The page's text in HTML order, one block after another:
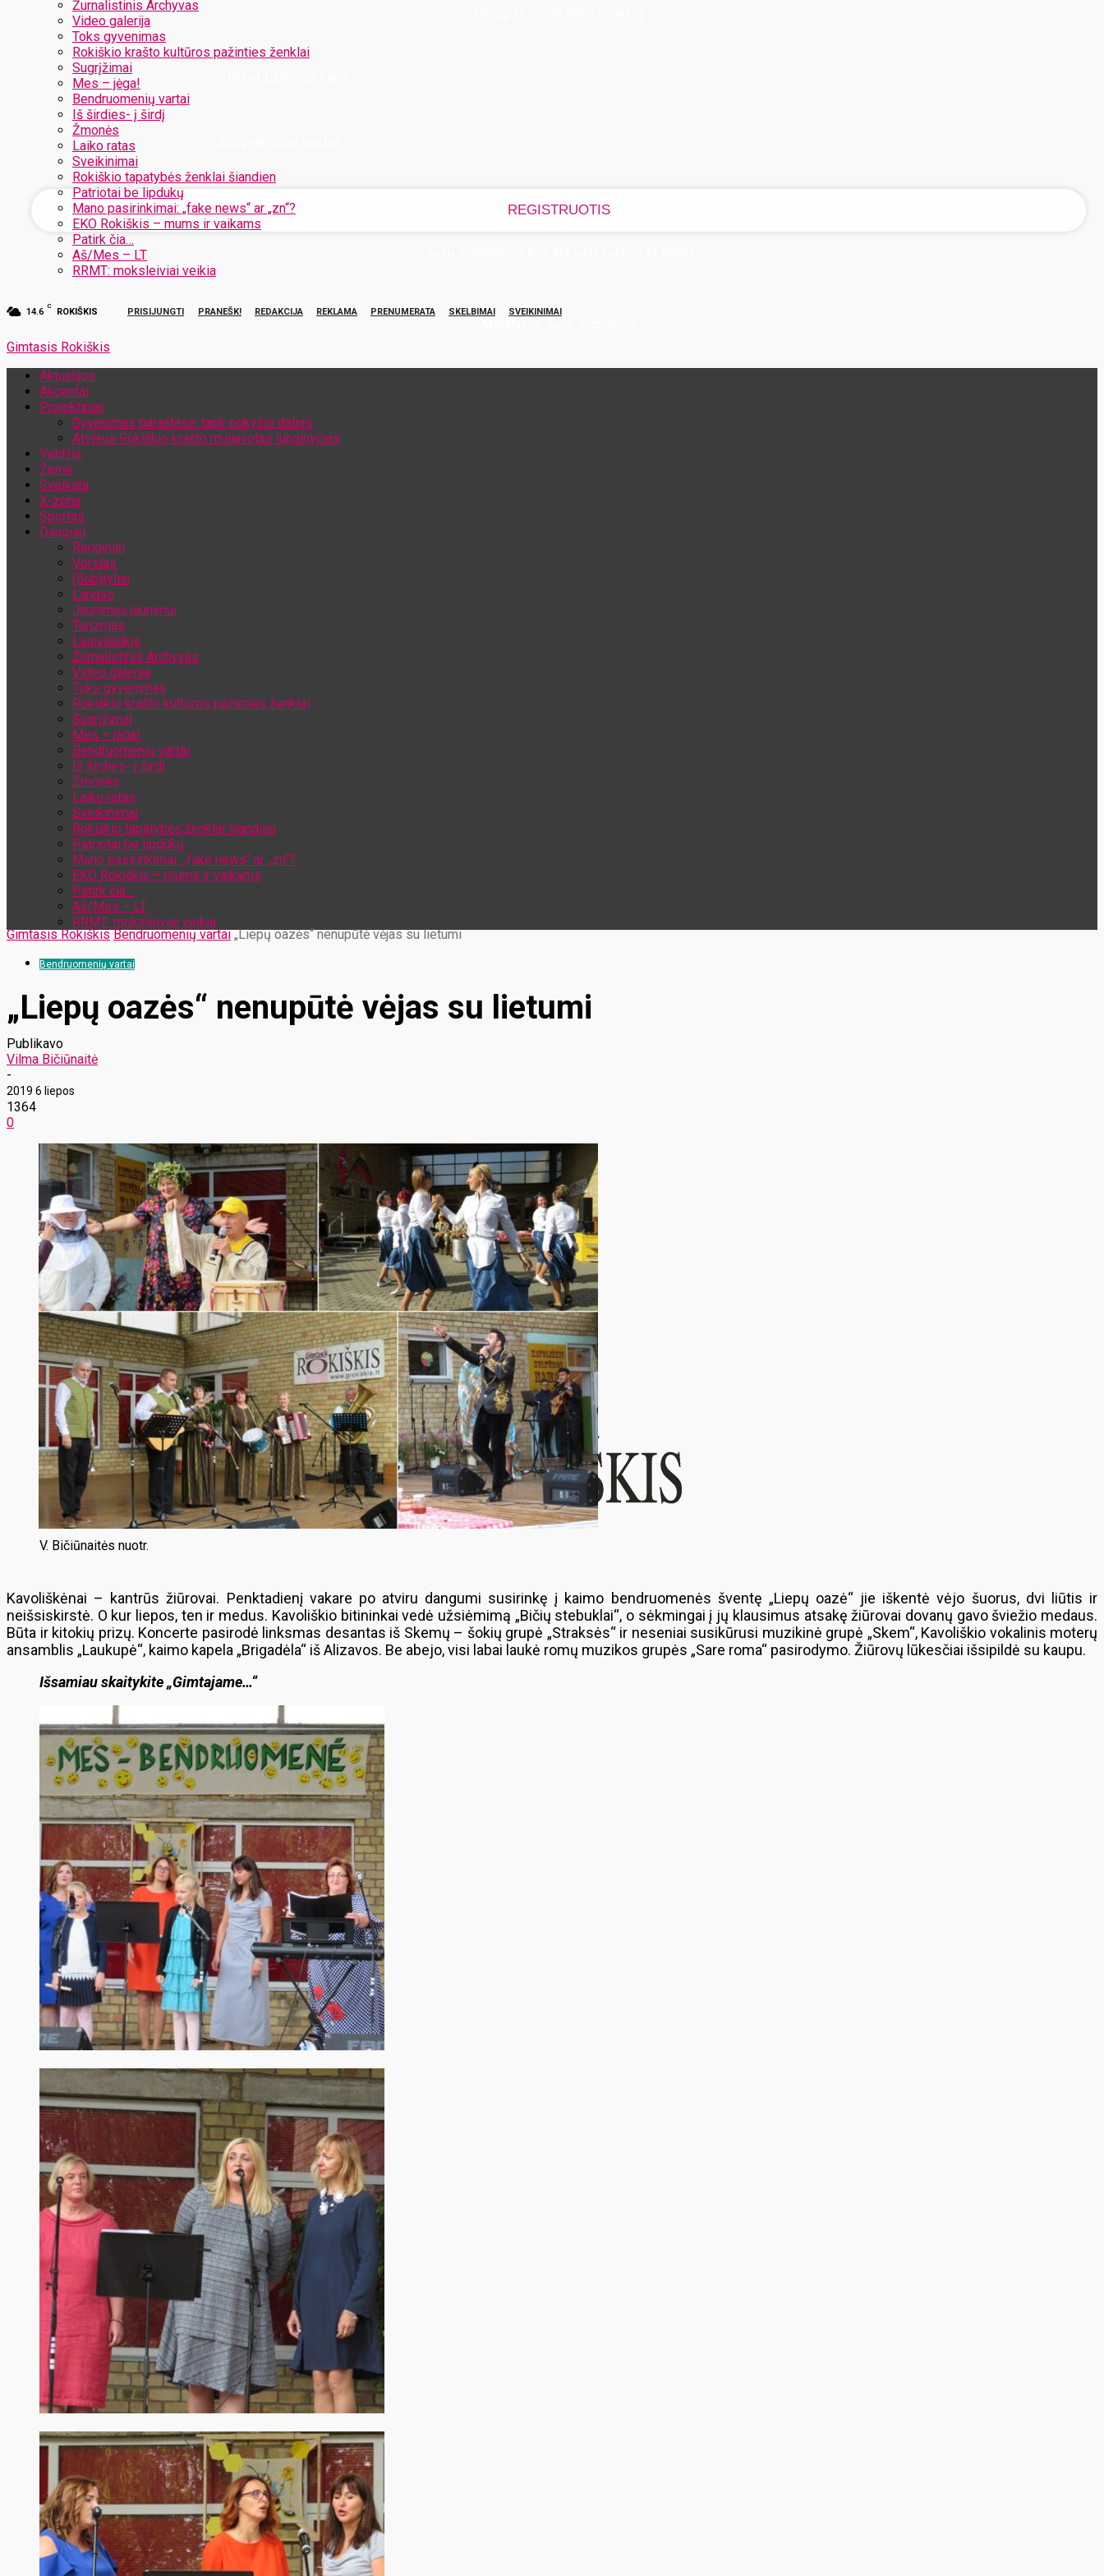
Žurnalistinis Archyvas
Video galerija
Toks gyvenimas
Rokiškio krašto kultūros pažinties ženklai
Sugrįžimai
Mes – jėga!
Bendruomenių vartai
Iš širdies- į širdį
Žmonės
Laiko ratas
Sveikinimai
Rokiškio tapatybės ženklai šiandien
Patriotai be lipdukų
Mano pasirinkimai: „fake news“ ar „zn“?
EKO Rokiškis – mums ir vaikams
Patirk čia…
Aš/Mes – LT
RRMT: moksleiviai veikia
14.6
C
ROKIŠKIS PRISIJUNGTI PRANEŠK! REDAKCIJA REKLAMA PRENUMERATA SKELBIMAI SVEIKINIMAI
Gimtasis Rokiškis
Aktualijos
Akcentai
Projektiniai
Gyvenimas paraštėse: tapk pokyčio dalimi
Atvėrus Rokiškio krašto muliavotas lunginyčias
Valdžia
Žemė
Sveikata
X-zona
Sportas
Daugiau
Renginiai
Verslas
(Sub)tyliai
Langas
Jaunimas jaunimui
Turizmas
Laisvalaikis
Žurnalistinis Archyvas
Video galerija
Toks gyvenimas
Rokiškio krašto kultūros pažinties ženklai
Sugrįžimai
Mes – jėga!
Bendruomenių vartai
Iš širdies- į širdį
Žmonės
Laiko ratas
Sveikinimai
Rokiškio tapatybės ženklai šiandien
Patriotai be lipdukų
Mano pasirinkimai: „fake news“ ar „zn“?
EKO Rokiškis – mums ir vaikams
Patirk čia…
Aš/Mes – LT
RRMT: moksleiviai veikia
Gimtasis Rokiškis Bendruomenių vartai „Liepų oazės“ nenupūtė vėjas su lietumi
Bendruomenių vartai
„Liepų oazės“ nenupūtė vėjas su lietumi
Publikavo
Vilma Bičiūnaitė
-
2019 6 liepos
1364
0
V. Bičiūnaitės nuotr.
Kavoliškėnai – kantrūs žiūrovai. Penktadienį vakare po atviru dangumi susirinkę į kaimo bendruomenės šventę „Liepų oazė“ jie iškentė vėjo šuorus, dvi liūtis ir
neišsiskirstė. O kur liepos, ten ir medus. Kavoliškio bitininkai vedė užsiėmimą „Bičių stebuklai“, o sėkmingai į jų klausimus atsakę žiūrovai dovanų gavo šviežio medaus.
Būta ir kitokių prizų. Koncerte pasirodė linksmas desantas iš Skemų – šokių grupė „Straksės“ ir neseniai susikūrusi muzikinė grupė „Skem“, Kavoliškio vokalinis moterų
ansamblis „Laukupė“, kaimo kapela „Brigadėla“ iš Alizavos. Be abejo, visi labai laukė romų muzikos grupės „Sare roma“ pasirodymo. Žiūrovų lūkesčiai išsipildė su kaupu.
Išsamiau skaitykite „Gimtajame…“